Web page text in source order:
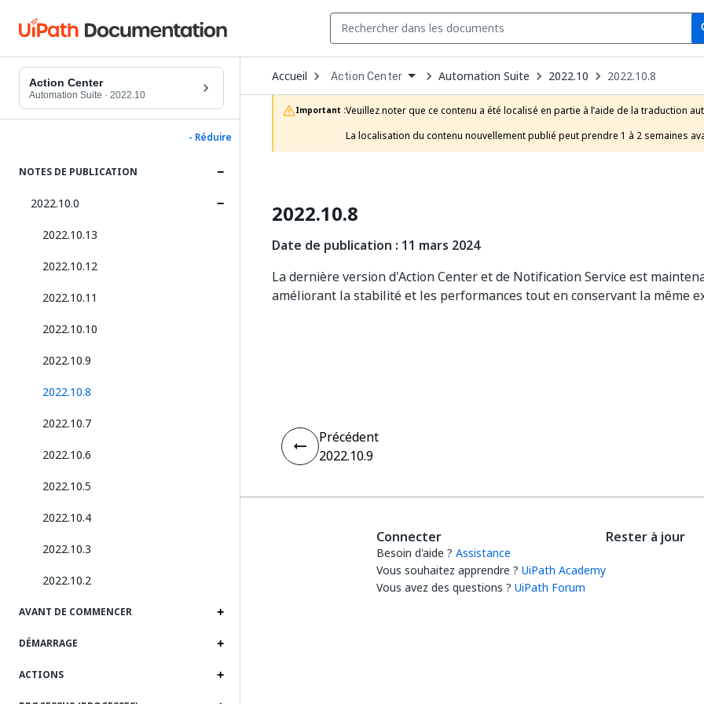
Action Center
Automation Suite · 2022.10
- Réduire
NOTES DE PUBLICATION
2022.10.0
2022.10.13
2022.10.12
2022.10.11
2022.10.10
2022.10.9
2022.10.8
2022.10.7
2022.10.6
2022.10.5
2022.10.4
2022.10.3
2022.10.2
AVANT DE COMMENCER
DÉMARRAGE
ACTIONS
Accueil Open
Dropdown
to
choose
product
Action Center Automation Suite 2022.10 2022.10.8
Important :Veuillez noter que ce contenu a été localisé en partie à l’aide de la traduction
La localisation du contenu nouvellement publié peut prendre 1 à 2 semaines
2022.10.8
Date de publication : 11 mars 2024
La dernière version d'Action Center et de Notification Service est
améliorant la stabilité et les performances tout en conservant la même
Précédent
2022.10.9
Connecter
Besoin d'aide ? Assistance
Vous souhaitez apprendre ? UiPath Academy
Vous avez des questions ? UiPath Forum
Rester à jour